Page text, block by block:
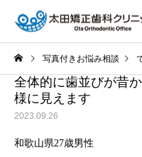
写真付きお悩み相談
全体的に歯並びが昔
様に見えます
2023.09.26
和歌山県27歳男性